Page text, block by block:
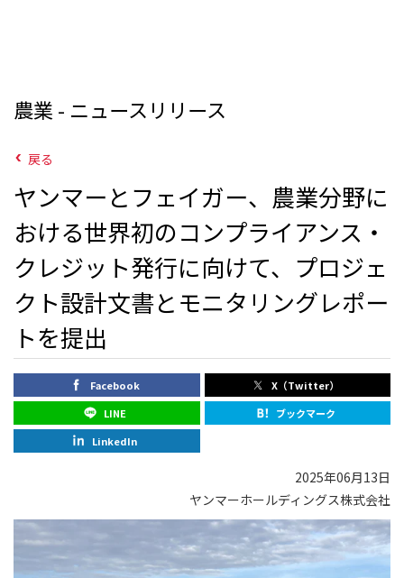
農業 - ニュースリリース
戻る
ヤンマーとフェイガー、農業分野に
おける世界初のコンプライアンス・
クレジット発行に向けて、プロジェ
クト設計文書とモニタリングレポー
トを提出
Facebook
X（Twitter）
LINE
ブックマーク
LinkedIn
2025年06月13日
ヤンマーホールディングス株式会社